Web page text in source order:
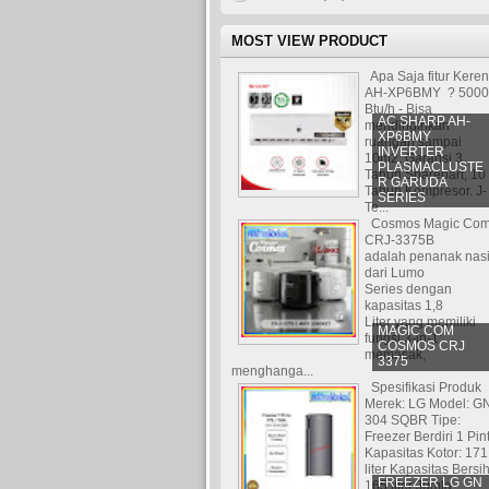
MOST VIEW PRODUCT
AC SHARP AH-
XP6BMY
INVERTER
PLASMACLUSTE
R GARUDA
SERIES
Apa Saja fitur Keren
AH-XP6BMY ? 5000
Btu/h - Bisa
mendinginkan
ruangan sampai
10m2. Garansi 3
Tahun Sparepart, 10
Tahun Kompresor. J-
Te...
MAGIC COM
COSMOS CRJ
3375
Cosmos Magic
CRJ-3375B
adalah penanak nasi
dari Lumo
Series dengan
kapasitas 1,8
Liter yang memiliki
fungsi 3-in-1:
memasak,
menghanga...
FREEZER LG GN
Spesifikasi Produk
Merek: LG Model: GN
304 SQBR Tipe:
Freezer Berdiri 1
Kapasitas Kotor: 171
liter Kapasitas
165 liter Jumla...